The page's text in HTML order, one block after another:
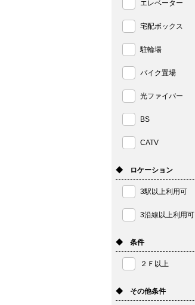
エレベーター
宅配ボックス
駐輪場
バイク置場
光ファイバー
BS
CATV
◆ ロケーション
3駅以上利用可
3沿線以上利用可
◆ 条件
２Ｆ以上
◆ その他条件